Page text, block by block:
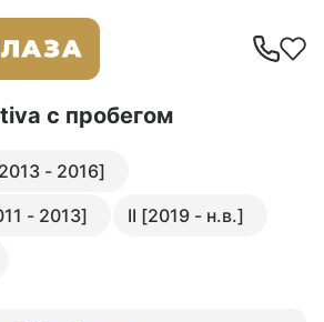
с пробегом
- 2016]
- 2013]
II [2019 - н.в.]